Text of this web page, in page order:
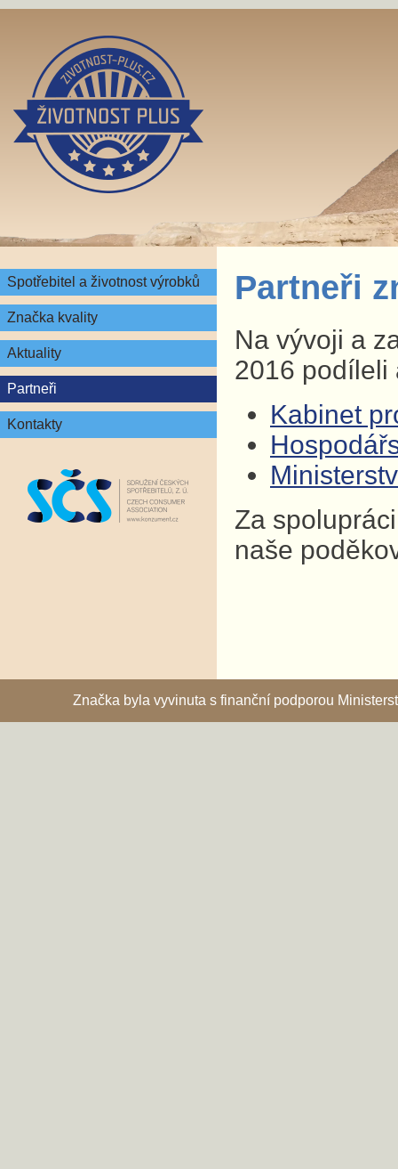
Spotřebitel a životnost výrobků
Značka kvality
Aktuality
Partneři
Kontakty
Partneři
Na vývoji a
2016 podíleli
Kabinet
Za
naše
Značka byla vyvinuta s finanční podporou